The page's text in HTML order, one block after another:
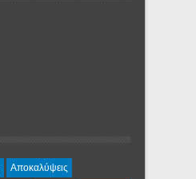
Αποκαλύψεις